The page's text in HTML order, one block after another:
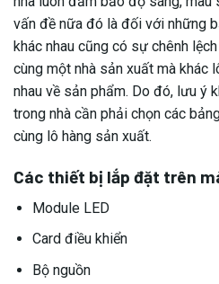
vấn đề nữa đó là đối với những
khác nhau cũng có sự chênh
cùng một nhà sản xuất mà khác
nhau về sản phẩm. Do đó, lưu ý
trong nhà cần phải chọn các
cùng lô hàng sản xuất.
Các thiết bị lắp đặt trên
Module LED
Card điều khiển
Bộ nguồn